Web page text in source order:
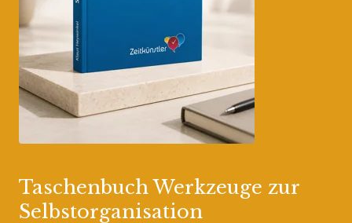
Taschenbuch Werkzeuge zur
Selbstorganisation